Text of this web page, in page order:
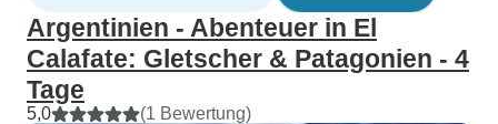
Argentinien - Abenteuer in El
Calafate: Gletscher & Patagonien - 4
Tage
5,0 (1 Bewertung)